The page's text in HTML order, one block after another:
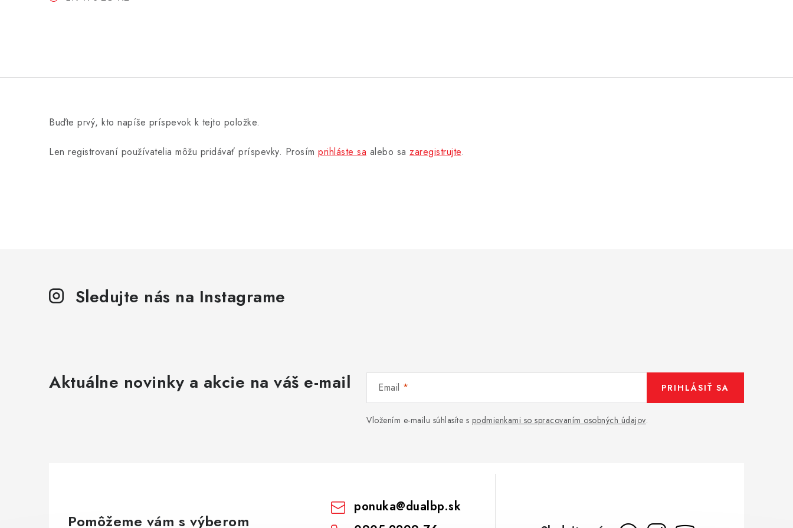
Buďte prvý, kto napíše príspevok k tejto položke.
Len registrovaní používatelia môžu pridávať príspevky. Prosím prihláste sa alebo sa zaregistrujte.
Sledujte nás na Instagrame
Aktuálne novinky a akcie na váš e-mail Email
Vložením e-mailu súhlasíte s podmienkami so spracovaním osobných údajov.
PRIHLÁSIŤ SA
Pomôžeme vám s výberom
ponuka@dualbp.sk